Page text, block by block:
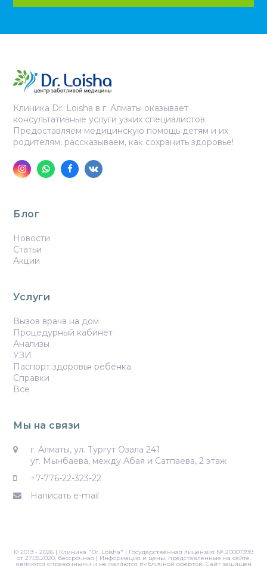
Клиника Dr. Loisha в г. Алматы оказывает
консультативные услуги узких специалистов.
Предоставляем медицинскую помощь детям и их
родителям, рассказываем, как сохранить здоровье!
InstagramWhatsapp
Facebook
VK
Блог
Новости
Статьи
Акции
Услуги
Вызов врача на дом
Процедурный кабинет
Анализы
УЗИ
Паспорт здоровья ребенка
Справки
Все
Мы на связи
г. Алматы, ул. Тургут Озала 241
уг. Мынбаева, между Абая и Сатпаева, 2 этаж
+7-776-22-323-22
Написать e-mail
© 2019 - 2026 | Клиника "Dr. Loisha" | Государственная лицензия № 20007399
от 27.05.2020, бессрочная | Информация и цены, представленные на сайте,
являются справочными и не являются публичной офертой. Сайт защищен